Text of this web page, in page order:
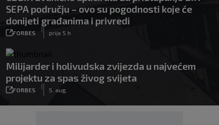
SEPA području – ovo su pogodnosti koje će
donijeti građanima i privredi
FORBES
|
prije 5 h
Milijarder i holivudska zvijezda u najvećem
projektu za spas živog svijeta
FORBES
|
5. aug.